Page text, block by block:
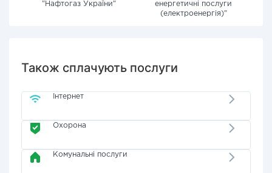
"Нафтогаз України"
енергетичні послуги
(електроенергія)"
Також сплачують послуги
Інтернет
Охорона
Комунальні послуги